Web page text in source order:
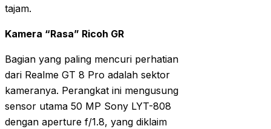
tajam.
Kamera “Rasa” Ricoh GR
Bagian yang paling mencuri perhatian
dari Realme GT 8 Pro adalah sektor
kameranya. Perangkat ini mengusung
sensor utama 50 MP Sony LYT-808
dengan aperture f/1.8, yang diklaim